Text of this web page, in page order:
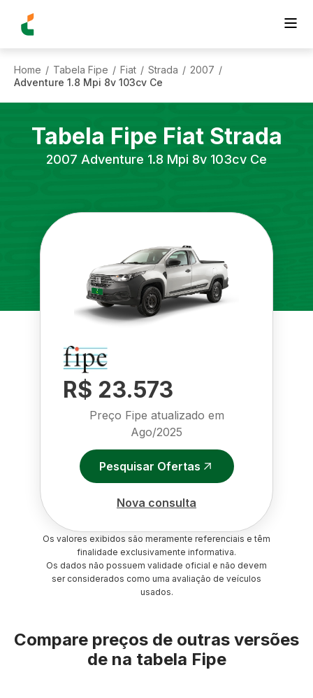
Home / Tabela Fipe / Fiat / Strada / 2007 /
Adventure 1.8 Mpi 8v 103cv Ce
Tabela Fipe Fiat Strada
2007 Adventure 1.8 Mpi 8v 103cv Ce
R$ 23.573
Preço Fipe atualizado em
Ago/2025
Pesquisar Ofertas
Nova consulta
Os valores exibidos são meramente referenciais e têm
finalidade exclusivamente informativa.
Os dados não possuem validade oficial e não devem
ser considerados como uma avaliação de veículos
usados.
Compare preços de outras versões
de na tabela Fipe